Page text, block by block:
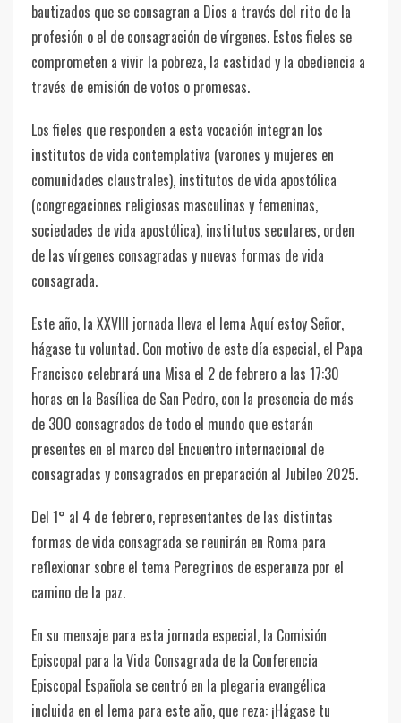
bautizados que se consagran a Dios a través del rito de la
profesión o el de consagración de vírgenes. Estos fieles se
comprometen a vivir la pobreza, la castidad y la obediencia a
través de emisión de votos o promesas.
Los fieles que responden a esta vocación integran los
institutos de vida contemplativa (varones y mujeres en
comunidades claustrales), institutos de vida apostólica
(congregaciones religiosas masculinas y femeninas,
sociedades de vida apostólica), institutos seculares, orden
de las vírgenes consagradas y nuevas formas de vida
consagrada.
Este año, la XXVIII jornada lleva el lema Aquí estoy Señor,
hágase tu voluntad. Con motivo de este día especial, el Papa
Francisco celebrará una Misa el 2 de febrero a las 17:30
horas en la Basílica de San Pedro, con la presencia de más
de 300 consagrados de todo el mundo que estarán
presentes en el marco del Encuentro internacional de
consagradas y consagrados en preparación al Jubileo 2025.
Del 1° al 4 de febrero, representantes de las distintas
formas de vida consagrada se reunirán en Roma para
reflexionar sobre el tema Peregrinos de esperanza por el
camino de la paz.
En su mensaje para esta jornada especial, la Comisión
Episcopal para la Vida Consagrada de la Conferencia
Episcopal Española se centró en la plegaria evangélica
incluida en el lema para este año, que reza: ¡Hágase tu